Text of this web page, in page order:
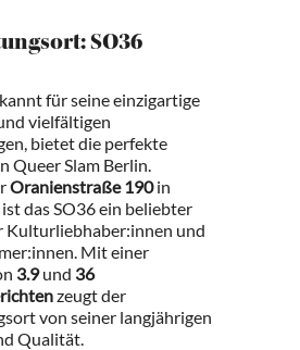
SO36
für seine einzigartige
vielfältigen
bietet die perfekte
Queer Slam Berlin.
Oranienstraße 190in
ist das SO36 ein beliebter
Kulturliebhaber:innen und
Mit einer
3.9und 36
zeugt der
von seiner langjährigen
Qualität.